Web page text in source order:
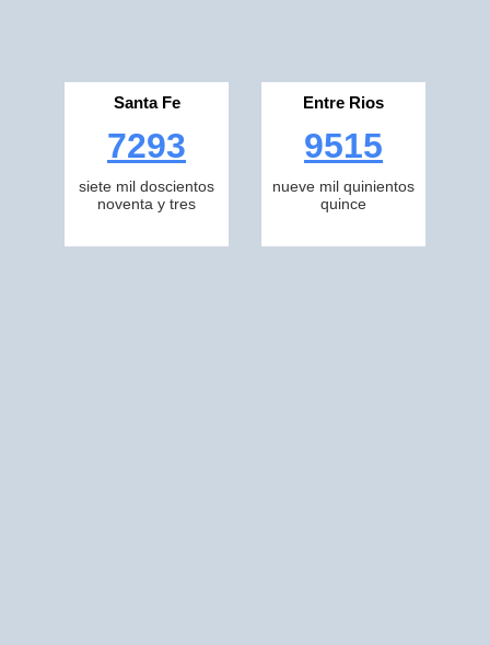
Santa Fe
7293
siete mil doscientos
noventa y tres
Entre Rios
9515
nueve mil quinientos
quince